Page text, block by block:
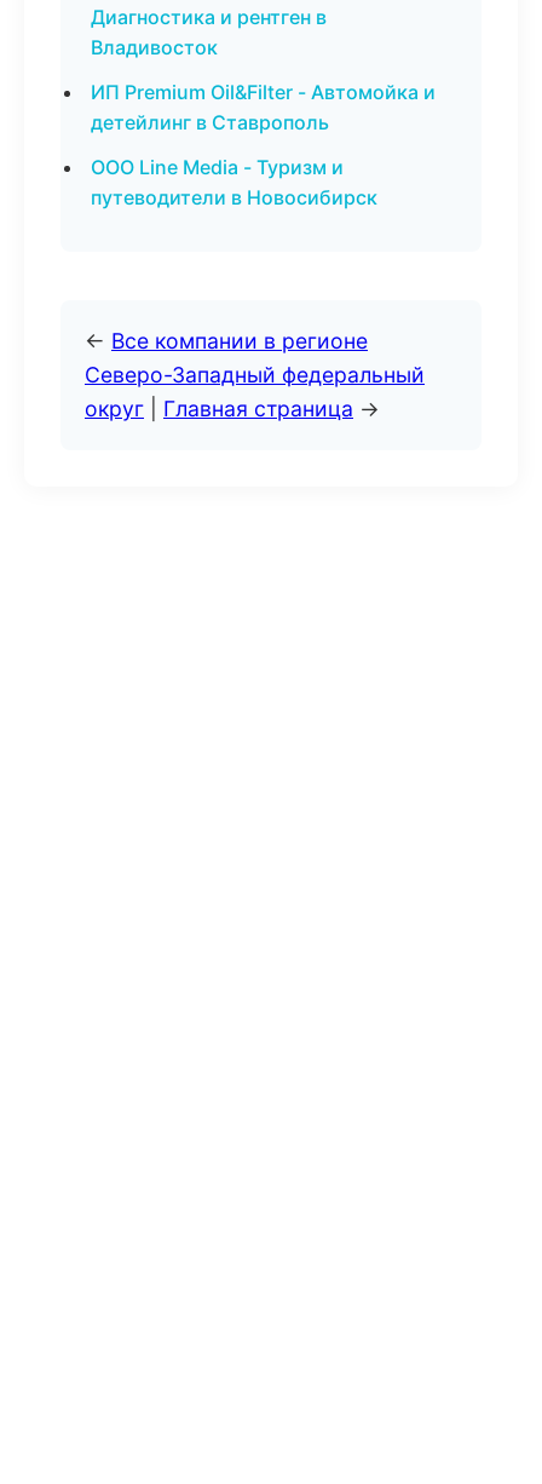
Диагностика и рентген в
Владивосток
ИП Premium Oil&Filter - Автомойка и
детейлинг в Ставрополь
ООО Line Media - Туризм и
путеводители в Новосибирск
← Все компании в регионе
Северо-Западный федеральный
округ
Главная страница →